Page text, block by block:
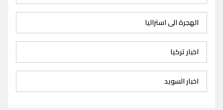
الهجرة الى استراليا
اخبار تركيا
اخبار السويد